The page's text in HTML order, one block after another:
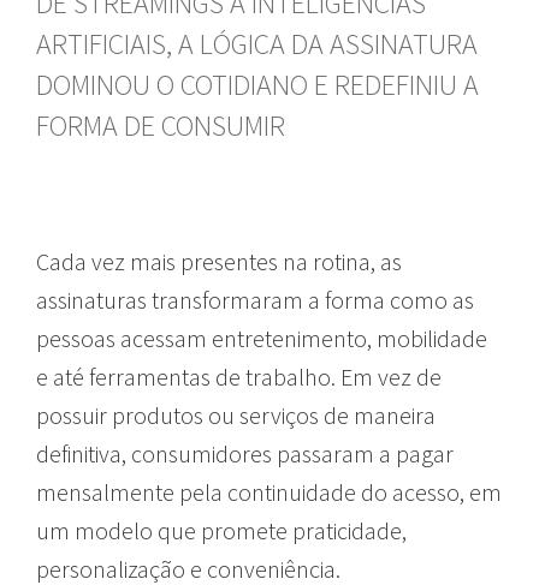
ARTIFICIAIS, A LÓGICA DA ASSINATURA
DOMINOU O COTIDIANO E REDEFINIU A
FORMA DE CONSUMIR
Cada vez mais presentes na rotina, as
assinaturas transformaram a forma como as
pessoas acessam entretenimento, mobilidade
e até ferramentas de trabalho. Em vez de
possuir produtos ou serviços de maneira
definitiva, consumidores passaram a pagar
mensalmente pela continuidade do acesso, em
um modelo que promete praticidade,
personalização e conveniência.